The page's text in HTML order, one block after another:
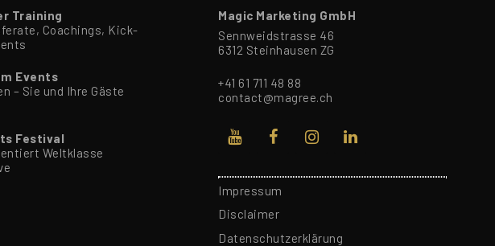
Training
Coachings, Kick-
Events
– Sie und Ihre Gäste
Festival
Weltklasse
Magic Marketing GmbH
Sennweidstrasse 46
6312 Steinhausen ZG
+41 61 711 48 88
contact@magree.ch
Impressum
Disclaimer
Datenschutzerklärung